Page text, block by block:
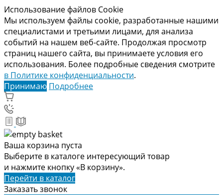
Использование файлов Cookie
Мы используем файлы cookie, разработанные нашими
специалистами и третьими лицами, для анализа
событий на нашем веб-сайте. Продолжая просмотр
страниц нашего сайта, вы принимаете условия его
использования. Более подробные сведения смотрите
в Политике конфиденциальности.
Принимаю Подробнее
Ваша корзина пуста
Выберите в каталоге интересующий товар
и нажмите кнопку «В корзину».
Перейти в каталог
Заказать звонок